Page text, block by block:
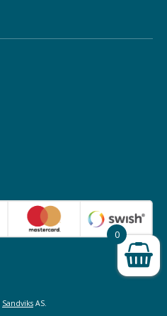
Sandviks AS.
0